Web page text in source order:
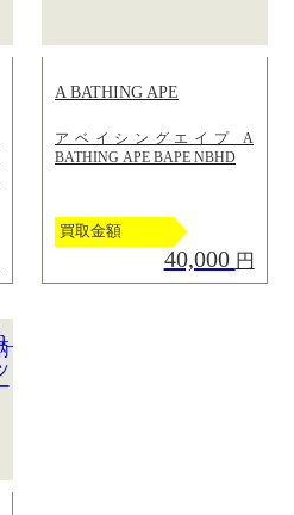
A BATHING APE
アベイシングエイプ A
BATHING APE BAPE NBHD
買取金額
40,000 円